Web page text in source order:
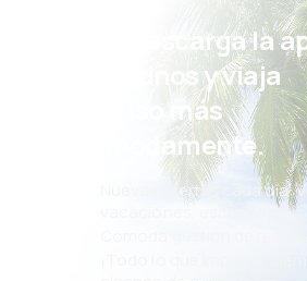
¡Eh! Descarga la
eDestinos y viaja
incluso más
cómodamente.
Nuevas ofertas cada día:
vacaciones, escapadas
Cómoda gestión de
¡Todo lo que importa,